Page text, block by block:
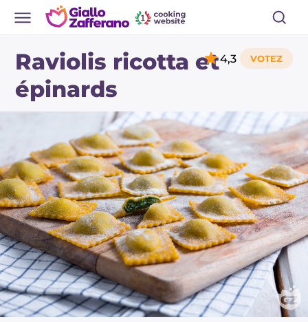
Raviolis ricotta et
épinards
4,3